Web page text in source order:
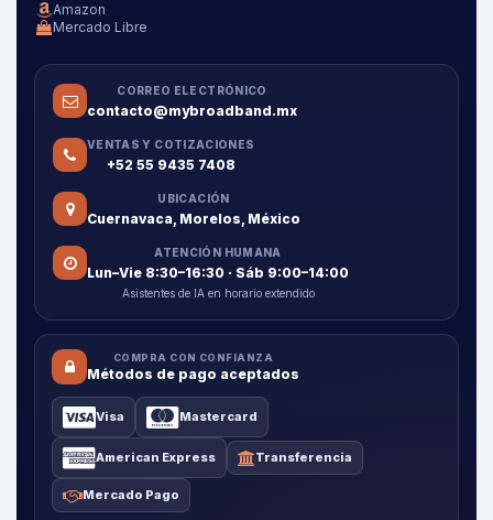
Amazon
Mercado Libre
CORREO ELECTRÓNICO
contacto@mybroadband.mx
VENTAS Y COTIZACIONES
+52 55 9435 7408
UBICACIÓN
Cuernavaca, Morelos, México
ATENCIÓN HUMANA
Lun–Vie 8:30–16:30 · Sáb 9:00–14:00
Asistentes de IA en horario extendido
COMPRA CON CONFIANZA
Métodos de pago aceptados
Visa Mastercard
American Express Transferencia
Mercado Pago